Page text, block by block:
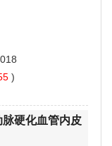
)
硬化血管内皮